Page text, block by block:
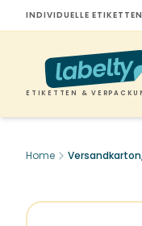
INDIVIDUELLE
ETIKETTEN &
Home